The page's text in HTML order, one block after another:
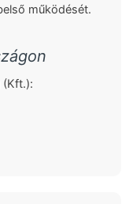
működését.
(Kft.):